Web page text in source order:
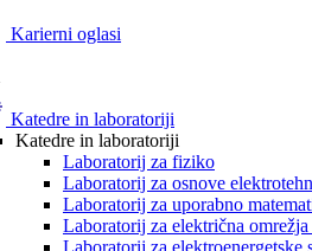
Karierni oglasi
Katedre in laboratoriji
Katedre in laboratoriji
Laboratorij za fiziko
Laboratorij za osnove
Laboratorij za uporabno
Laboratorij za električna
Laboratorij za elektroenergetske